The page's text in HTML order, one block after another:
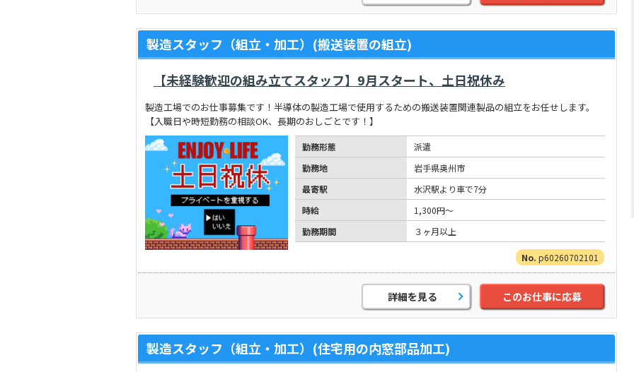
製造スタッフ（組立・加工）(搬送装置の組立)
【未経験歓迎の組み立てスタッフ】9月スタート、土日祝休み
製造工場でのお仕事募集です！半導体の製造工場で使用するための搬送装置関連製品の組立をお任せします。
【入職日や時短勤務の相談OK、長期のおしごとです！】
勤務形態
派遣
勤務地
岩手県奥州市
最寄駅
水沢駅より車で7分
時給
1,300円～
勤務期間
３ヶ月以上
p60260702101
詳細を見る このお仕事に応募
製造スタッフ（組立・加工）(住宅用の内窓部品加工)